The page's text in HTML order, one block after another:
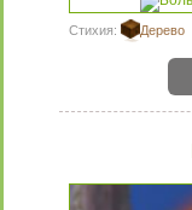
Стихия: Дерево